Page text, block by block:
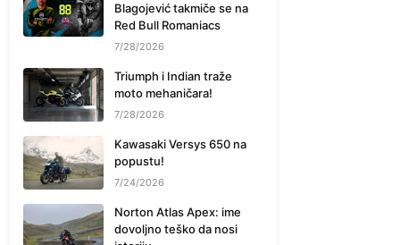
Blagojević takmiče se na
Red Bull Romaniacs
7/28/2026
Triumph i Indian traže
moto mehaničara!
7/28/2026
Kawasaki Versys 650 na
popustu!
7/24/2026
Norton Atlas Apex: ime
dovoljno teško da nosi